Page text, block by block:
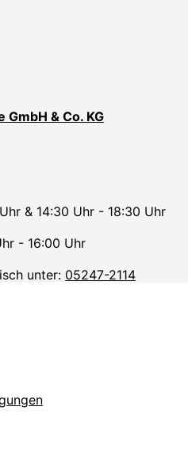
& Co. KG
& 14:30 Uhr - 18:30 Uhr
- 16:00 Uhr
unter: 05247-2114